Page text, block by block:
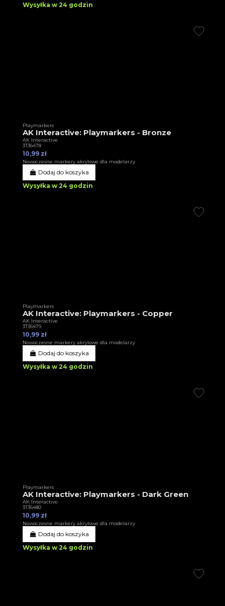
Wysyłka w 24 godzin
Playmarkers
AK Interactive: Playmarkers - Bronze
AK Interactive
3T36478
10,99 zł
Nowoczesne markery akrylowe dla modelarzy
Dodaj do koszyka
Wysyłka w 24 godzin
Playmarkers
AK Interactive: Playmarkers - Copper
AK Interactive
3T36479
10,99 zł
Nowoczesne markery akrylowe dla modelarzy
Dodaj do koszyka
Wysyłka w 24 godzin
Playmarkers
AK Interactive: Playmarkers - Dark Green
AK Interactive
3T36480
10,99 zł
Nowoczesne markery akrylowe dla modelarzy
Dodaj do koszyka
Wysyłka w 24 godzin